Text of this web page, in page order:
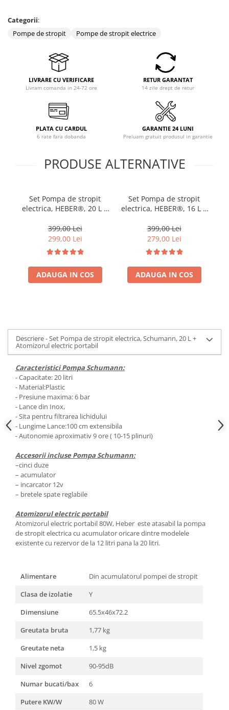
Baterii de bucatarie
Echipamente de lucru
Betoniere si vibratoare beton
Accesorii beton
Motocultoare
Convectoare si aeroterme electrice
Categorii:
Pompe de stropit
Pompe de stropit electrice
LIVRARE CU VERIFICARE
Livram comanda in 24-72 ore
RETUR GARANTAT
14 zile drept de retur
PLATA CU CARDUL
6 rate fara dobanda
GARANTIE 24 LUNI
Preluam gratuit produsul in garantie
PRODUSE ALTERNATIVE
Set Pompa de stropit
electrica, HEBER®, 20 L +
portabil
399,00 Lei
299,00 Lei
ADAUGA IN COS
Set Pompa de stropit
electrica, HEBER®, 16 L +
portabil
399,00 Lei
279,00 Lei
ADAUGA IN COS
Descriere - Set Pompa de stropit electrica, Schumann, 20 L +
Atomizorul electric portabil
Caracteristici Pompa Schumann:
- Capacitate: 20 litri
- Material:Plastic
- Presiune maxima: 6 bar
- Lance din Inox,
- Sita pentru filtrarea lichidului
- Lungime Lance:100 cm extensibila
- Autonomie aproximativ 9 ore ( 10-15 plinuri)
Accesorii incluse Pompa Schumann:
–cinci duze
– acumulator
– incarcator 12v
– bretele spate reglabile
Atomizorul electric portabil
Atomizorul electric portabil 80W, Heber este atasabil la pompa
de stropit electrica cu acumulator oricare dintre modelele
existente cu rezervor de la 12 litri pana la 20 litri.
Alimentare
Din acumulatorul pompei de stropit
Clasa de izolatie
Y
Dimensiune
65.5x46x72.2
Greutata bruta
1,77 kg
Greutate neta
1,5 kg
Nivel zgomot
90-95dB
Numar bucati/bax
6
Putere KW/W
80 W